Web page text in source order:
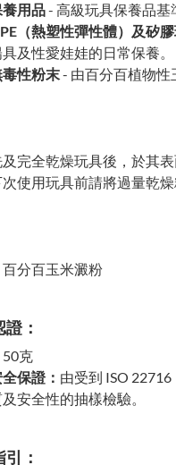
用品- 高級玩具保養品
（熱塑性彈性體）及矽
及性愛娃娃的日常保養。
性粉末- 由百分百植物
完全乾燥玩具後，於其
使用玩具前請將過量乾燥
百分百玉米澱粉
：
50克
保證： 由受到 ISO
安全性的抽樣檢驗。
：